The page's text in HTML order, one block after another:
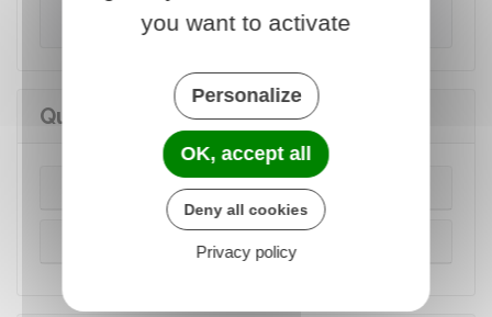
personnes concernées.
Qui a le droit de consulter le Taj ?
Pour une enquête judiciaire
Pour une enquête administrative
you want to activate
Personalize
OK, accept all
Deny all cookies
Privacy policy